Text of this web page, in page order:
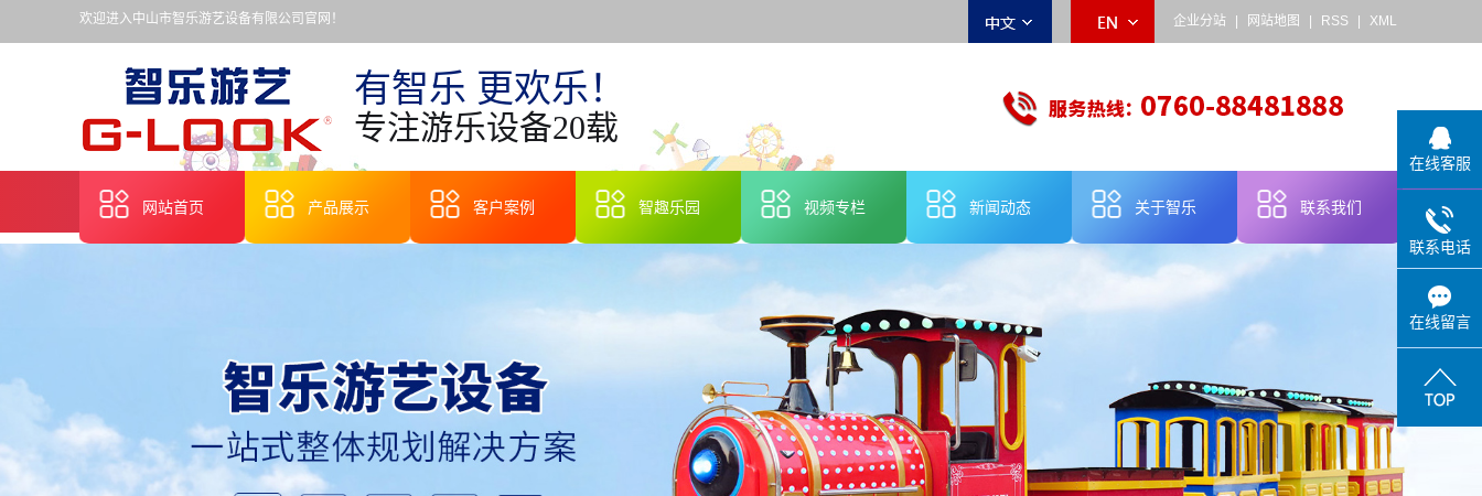
欢迎进入中山市智乐游艺设备有限公司官网！ 企业分站 | 网站地图 | RSS | XML
有智乐 更欢乐！
专注游乐设备20载
网站首页 产品展示
河南嘉年华彩票机
河南儿童乘骑类
客户案例 智趣乐园 视频专栏 新闻动态
智乐动态
技术知识
关于智乐 联系我们
在线客服
联系电话
在线留言